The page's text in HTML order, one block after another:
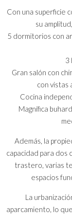
Con una superficie
su
5 dormitorios con
3
Gran salón con
con vistas
Cocina
Magnífica
Además, la
capacidad para dos
trastero, varias
espacios
La
aparcamiento, lo